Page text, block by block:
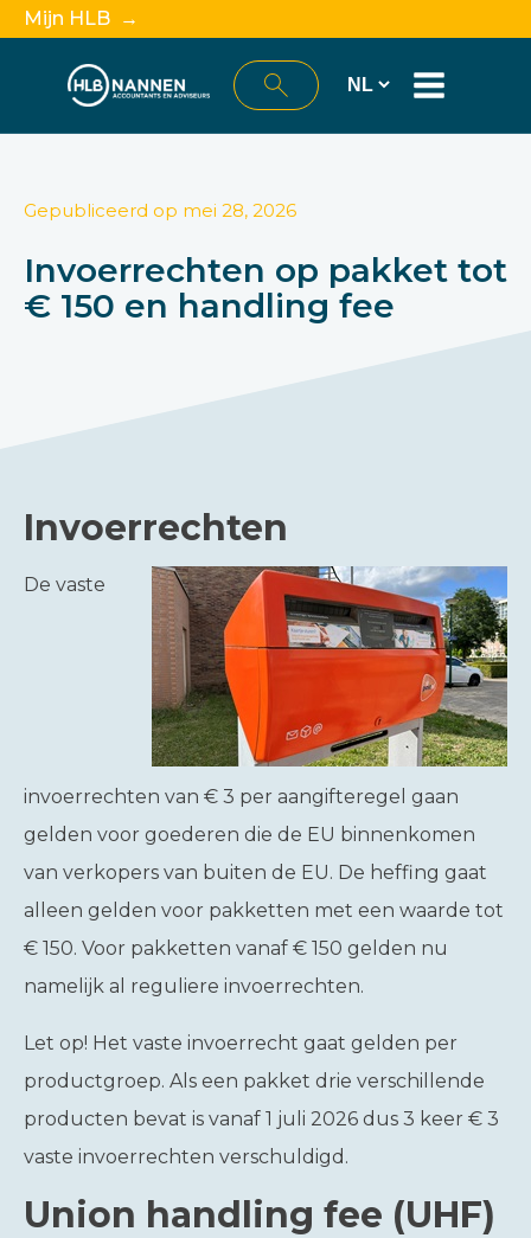
Mijn HLB →
Gepubliceerd op mei 28, 2026
Invoerrechten op pakket tot
€ 150 en handling fee
Invoerrechten
De vaste
invoerrechten van € 3 per aangifteregel gaan
gelden voor goederen die de EU binnenkomen
van verkopers van buiten de EU. De heffing gaat
alleen gelden voor pakketten met een waarde tot
€ 150. Voor pakketten vanaf € 150 gelden nu
namelijk al reguliere invoerrechten.
Let op! Het vaste invoerrecht gaat gelden per
productgroep. Als een pakket drie verschillende
producten bevat is vanaf 1 juli 2026 dus 3 keer € 3
vaste invoerrechten verschuldigd.
Union handling fee (UHF)